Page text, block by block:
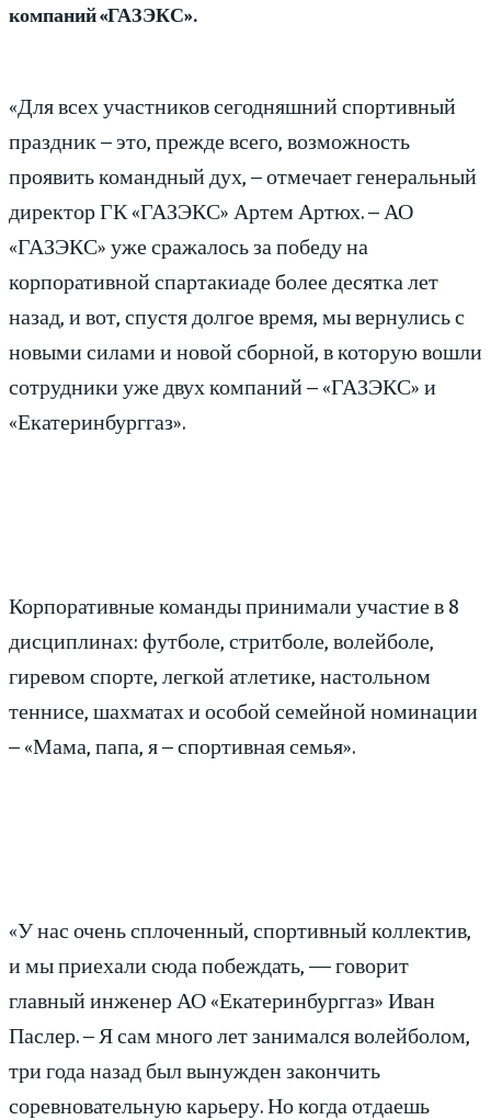
компаний «ГАЗЭКС».
«Для всех участников сегодняшний спортивный
праздник – это, прежде всего, возможность
проявить командный дух, – отмечает генеральный
директор ГК «ГАЗЭКС» Артем Артюх. – АО
«ГАЗЭКС» уже сражалось за победу на
корпоративной спартакиаде более десятка лет
назад, и вот, спустя долгое время, мы вернулись с
новыми силами и новой сборной, в которую вошли
сотрудники уже двух компаний – «ГАЗЭКС» и
«Екатеринбурггаз».
Корпоративные команды принимали участие в 8
дисциплинах: футболе, стритболе, волейболе,
гиревом спорте, легкой атлетике, настольном
теннисе, шахматах и особой семейной номинации
– «Мама, папа, я – спортивная семья».
«У нас очень сплоченный, спортивный коллектив,
и мы приехали сюда побеждать, — говорит
главный инженер АО «Екатеринбурггаз» Иван
Паслер. – Я сам много лет занимался волейболом,
три года назад был вынужден закончить
соревновательную карьеру. Но когда отдаешь